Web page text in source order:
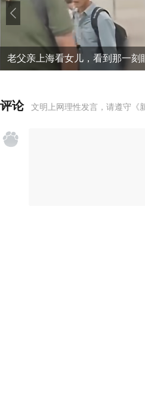
评论 文明上网理性发言，请遵守 《